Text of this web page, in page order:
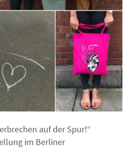
auf der Spur!“
im Berliner